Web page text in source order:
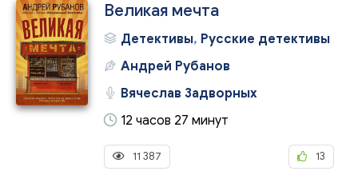
Великая мечта
Детективы, Русские детективы
Андрей Рубанов
Вячеслав Задворных
12 часов 27 минут
11 387 13